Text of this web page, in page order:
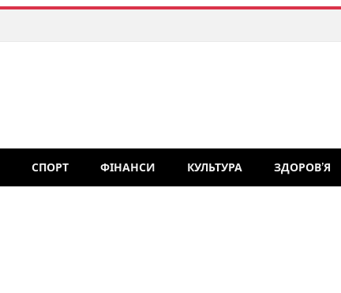
СПОРТ ФІНАНСИ КУЛЬТУРА ЗДОРОВ’Я